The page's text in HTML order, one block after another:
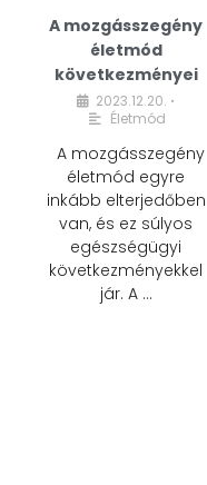
A mozgásszegény
életmód
következményei
2023.12.20. •
Életmód
A mozgásszegény
életmód egyre
inkább elterjedőben
van, és ez súlyos
egészségügyi
következményekkel
jár. A …